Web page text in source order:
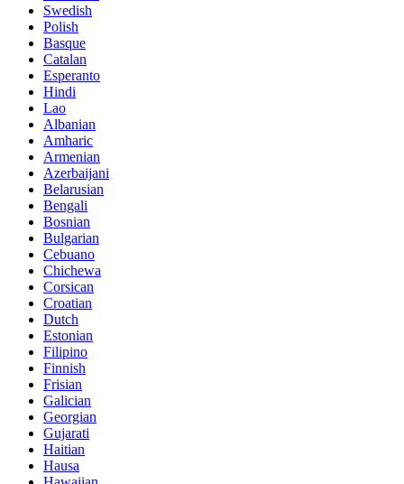
Swedish
Polish
Basque
Catalan
Esperanto
Hindi
Lao
Albanian
Amharic
Armenian
Azerbaijani
Belarusian
Bengali
Bosnian
Bulgarian
Cebuano
Chichewa
Corsican
Croatian
Dutch
Estonian
Filipino
Finnish
Frisian
Galician
Georgian
Gujarati
Haitian
Hausa